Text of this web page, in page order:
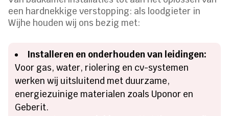
een hardnekkige verstopping: als loodgieter in
Wijhe houden wij ons bezig met:
Installeren en onderhouden van leidingen:
Voor gas, water, riolering en cv-systemen
werken wij uitsluitend met duurzame,
energiezuinige materialen zoals Uponor en
Geberit.